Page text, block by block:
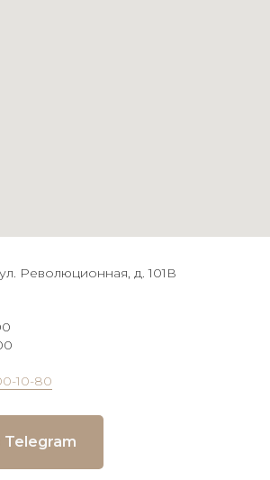
Революционная, д. 101В
10-80
Telegram